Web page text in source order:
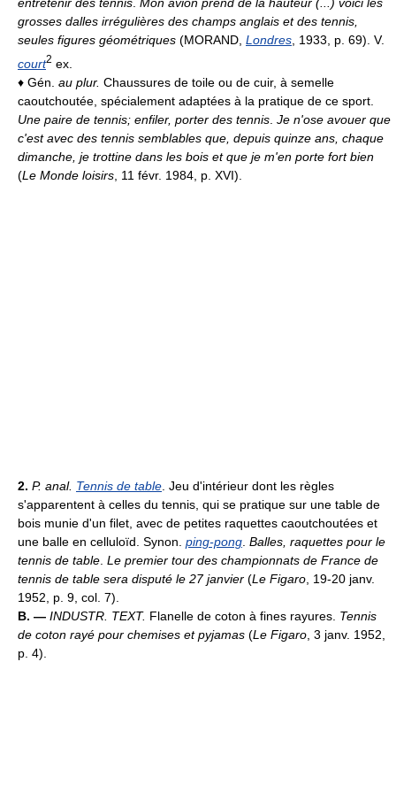
grosses dalles irrégulières des champs anglais et des tennis,
seules figures géométriques (MORAND, Londres , 1933, p. 69). V.
court2 ex.
♦ Gén. au plur. Chaussures de toile ou de cuir, à semelle
caoutchoutée, spécialement adaptées à la pratique de ce sport.
Une paire de tennis; enfiler, porter des tennis Je n'ose avouer que
c'est avec des tennis semblables que, depuis quinze ans, chaque
dimanche, je trottine dans les bois et que je m'en porte fort bien
(Le Monde loisirs , 11 févr. 1984, p. XVI).
2. P. anal. Tennis de table . Jeu d'intérieur dont les règles
s'apparentent à celles du tennis, qui se pratique sur une table de
bois munie d'un filet, avec de petites raquettes caoutchoutées et
une balle en celluloïd. Synon. ping-pong Balles, raquettes pour le
tennis de table Le premier tour des championnats de France de
tennis de table sera disputé le 27 janvier (Le Figaro , 19-20 janv.
1952, p. 9, col. 7).
B. — INDUSTR. TEXT. Flanelle de coton à fines rayures. Tennis
de coton rayé pour chemises et pyjamas (Le Figaro , 3 janv. 1952,
p. 4).